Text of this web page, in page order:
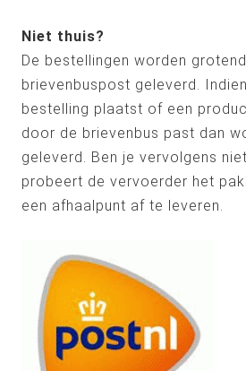
Niet thuis?
De bestellingen worden
brievenbuspost geleverd.
bestelling plaatst of een
door de brievenbus past dan
geleverd. Ben je vervolgens
probeert de vervoerder het
een afhaalpunt af te leveren.